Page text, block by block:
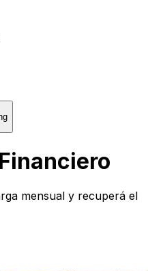
mensual y recuperá el